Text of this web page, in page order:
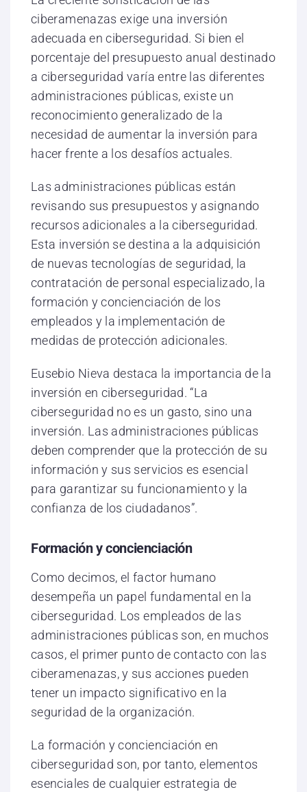
ciberamenazas exige una inversión
adecuada en ciberseguridad. Si bien el
porcentaje del presupuesto anual destinado
a ciberseguridad varía entre las diferentes
administraciones públicas, existe un
reconocimiento generalizado de la
necesidad de aumentar la inversión para
hacer frente a los desafíos actuales.
Las administraciones públicas están
revisando sus presupuestos y asignando
recursos adicionales a la ciberseguridad.
Esta inversión se destina a la adquisición
de nuevas tecnologías de seguridad, la
contratación de personal especializado, la
formación y concienciación de los
empleados y la implementación de
medidas de protección adicionales.
Eusebio Nieva destaca la importancia de la
inversión en ciberseguridad. “La
ciberseguridad no es un gasto, sino una
inversión. Las administraciones públicas
deben comprender que la protección de su
información y sus servicios es esencial
para garantizar su funcionamiento y la
confianza de los ciudadanos”.
Formación y concienciación
Como decimos, el factor humano
desempeña un papel fundamental en la
ciberseguridad. Los empleados de las
administraciones públicas son, en muchos
casos, el primer punto de contacto con las
ciberamenazas, y sus acciones pueden
tener un impacto significativo en la
seguridad de la organización.
La formación y concienciación en
ciberseguridad son, por tanto, elementos
esenciales de cualquier estrategia de